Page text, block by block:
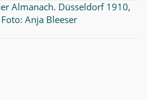
Almanach. Düsseldorf 1910,
Anja Bleeser